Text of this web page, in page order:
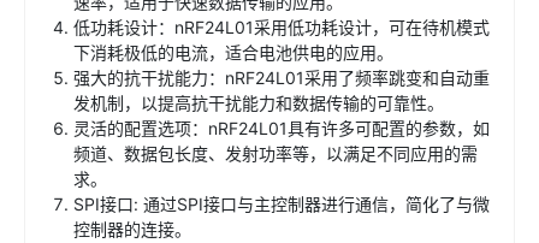
低功耗设计：nRF24L01采用低功耗设计，可在待机模式
下消耗极低的电流，适合电池供电的应用。
强大的抗干扰能力：nRF24L01采用了频率跳变和自动重
发机制，以提高抗干扰能力和数据传输的可靠性。
灵活的配置选项：nRF24L01具有许多可配置的参数，如
频道、数据包长度、发射功率等，以满足不同应用的需
求。
SPI接口: 通过SPI接口与主控制器进行通信，简化了与微
控制器的连接。